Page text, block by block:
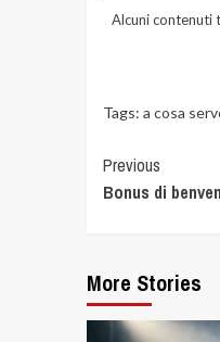
Alcuni contenuti
Tags: a cosa
Previous
Bonus di
More Stories